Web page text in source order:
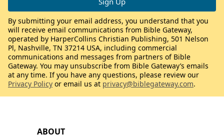
ABOUT
By submitting your email address, you understand that you
will receive email communications from Bible Gateway,
operated by HarperCollins Christian Publishing, 501 Nelson
Pl, Nashville, TN 37214 USA, including commercial
communications and messages from partners of Bible
Gateway. You may unsubscribe from Bible Gateway’s emails
at any time. If you have any questions, please review our
Privacy Policy or email us at privacy@biblegateway.com.